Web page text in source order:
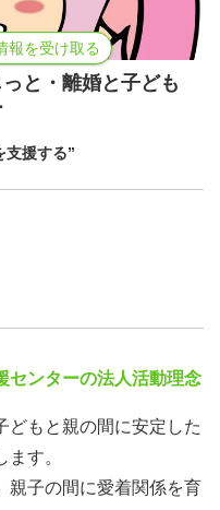
報を受け取る
と・離婚と子ども
支援する”
センターの法人活動理念
どもと親の間に安定した
す。
親子の間に愛着関係を育